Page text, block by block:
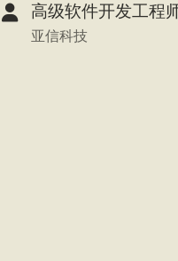
高级软件开发工程
亚信科技